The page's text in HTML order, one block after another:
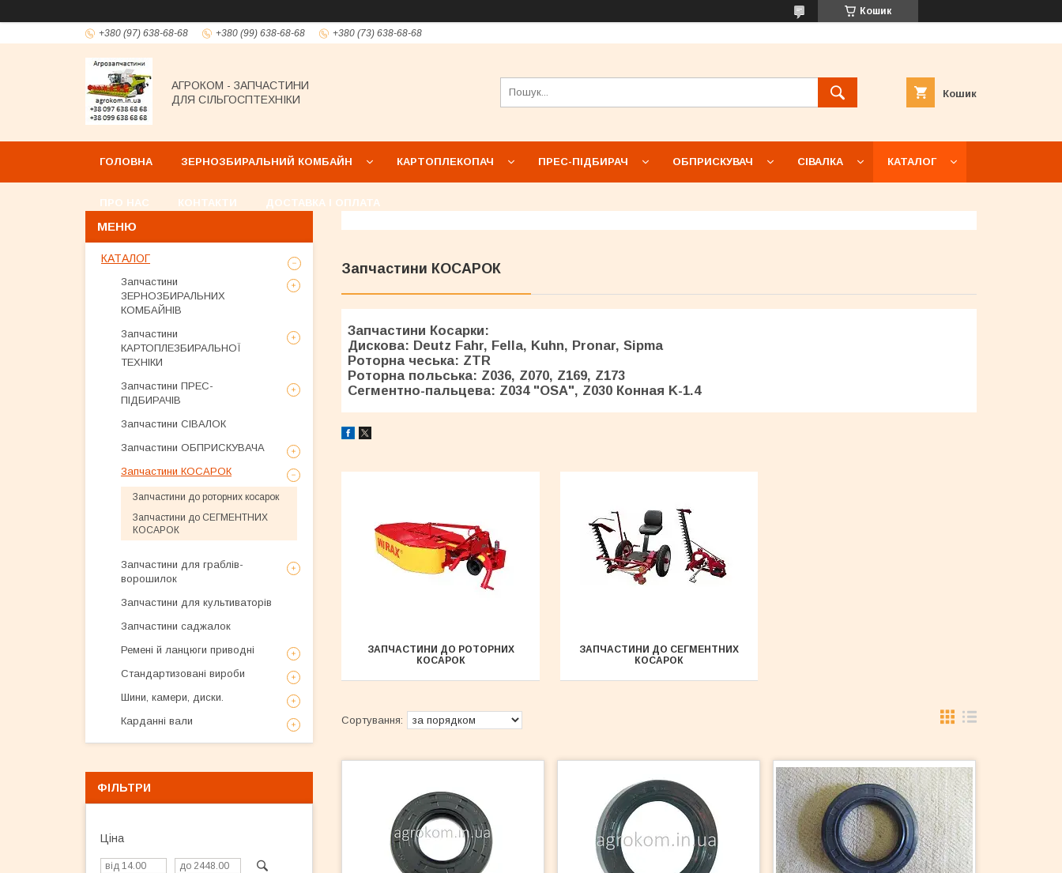
Кошик
+380 (97) 638-68-68 +380 (99) 638-68-68 +380 (73) 638-68-68
АГРОКОМ - ЗАПЧАСТИНИ
ДЛЯ СІЛЬГОСПТЕХНІКИ
Кошик
ГОЛОВНА ЗЕРНОЗБИРАЛЬНИЙ КОМБАЙН КАРТОПЛЕКОПАЧ ПРЕС-ПІДБИРАЧ ОБПРИСКУВАЧ СІВАЛКА КАТАЛОГ
ПРО НАС КОНТАКТИ ДОСТАВКА І ОПЛАТА
Запчастини КОСАРОК
Запчастини Косарки:
Дискова: Deutz Fahr, Fella, Kuhn, Pronar, Sipma
Роторна чеська: ZTR
Роторна польська: Z036, Z070, Z169, Z173
Сегментно-пальцева: Z034 "OSA", Z030 Конная K-1.4
ЗАПЧАСТИНИ ДО РОТОРНИХ
КОСАРОК
ЗАПЧАСТИНИ ДО СЕГМЕНТНИХ
КОСАРОК
КАТАЛОГ
Запчастини
ЗЕРНОЗБИРАЛЬНИХ
КОМБАЙНІВ
Запчастини
КАРТОПЛЕЗБИРАЛЬНОЇ
ТЕХНІКИ
Запчастини ПРЕС-
ПІДБИРАЧІВ
Запчастини СІВАЛОК
Запчастини ОБПРИСКУВАЧА
Запчастини КОСАРОК
Запчастини до роторних косарок
Запчастини до СЕГМЕНТНИХ
КОСАРОК
Запчастини для граблів-
ворошилок
Запчастини для культиваторів
Запчастини саджалок
Ремені й ланцюги приводні
Стандартизовані вироби
Шини, камери, диски.
Карданні вали
ФІЛЬТРИ
Ціна